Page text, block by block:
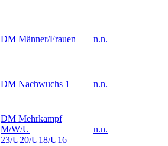
DM Männer/Frauen n.n.
DM Nachwuchs 1 n.n.
DM Mehrkampf
M/W/U
23/U20/U18/U16
n.n.